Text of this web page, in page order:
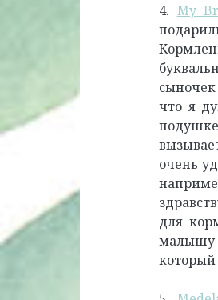
4. My
что я
очень
для
малышу
который